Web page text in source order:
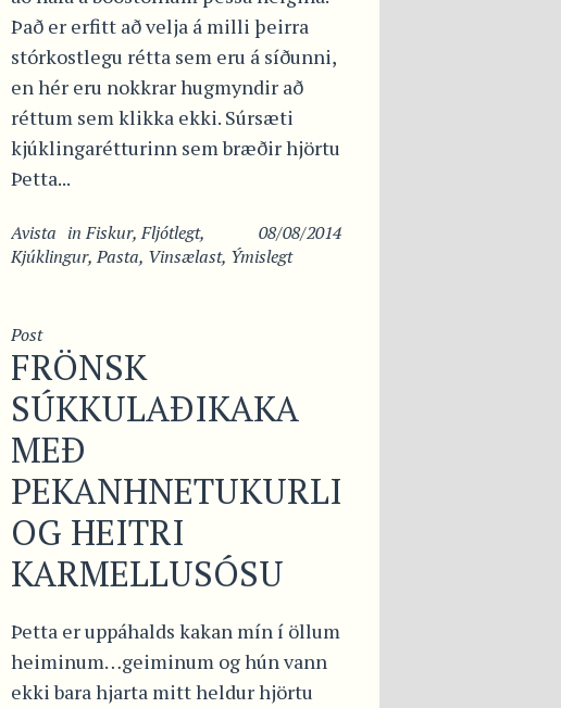
Það er erfitt að velja á milli þeirra
stórkostlegu rétta sem eru á síðunni,
en hér eru nokkrar hugmyndir að
réttum sem klikka ekki. Súrsæti
kjúklingarétturinn sem bræðir hjörtu
Þetta...
08/08/2014
Avista inFiskur,Fljótlegt,
Kjúklingur,Pasta, Vinsælast, Ýmislegt
Post
FRÖNSK
SÚKKULAÐIKAKA
MEÐ
PEKANHNETUKURLI
OG HEITRI
KARMELLUSÓSU
Þetta er uppáhalds kakan mín í öllum
heiminum…geiminum og hún vann
ekki bara hjarta mitt heldur hjörtu